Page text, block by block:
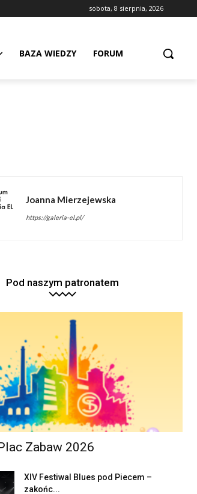
sobota, 8 sierpnia, 2026
BAZA WIEDZY FORUM
Joanna Mierzejewska
https://galeria-el.pl/
Pod naszym patronatem
Zabaw 2026
XIV Festiwal Blues pod Piecem –
zakońc...